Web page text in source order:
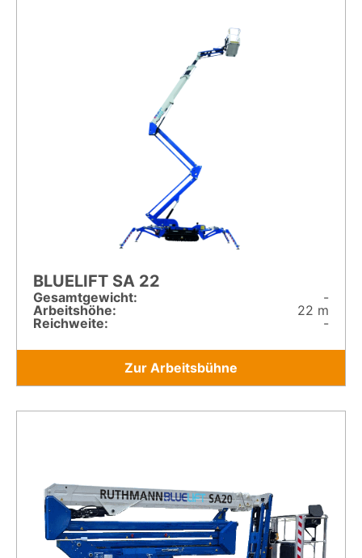
BLUELIFT SA 22
Gesamt­gewicht:
-
Arbeitshöhe:
22 m
Reichweite:
-
Zur Arbeitsbühne